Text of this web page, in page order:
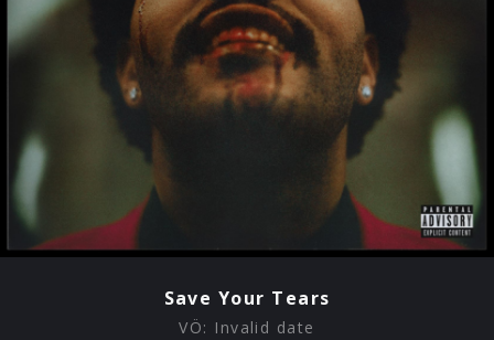
Save Your Tears
VÖ: Invalid date